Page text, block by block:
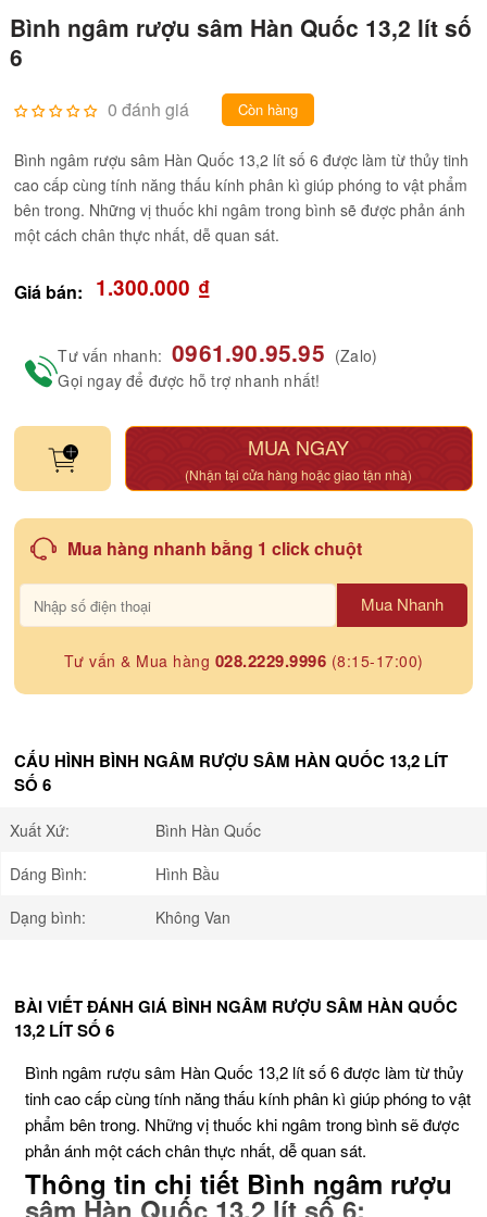
Bình ngâm rượu sâm Hàn Quốc 13,2 lít số
6
0 đánh giá Còn hàng
Bình ngâm rượu sâm Hàn Quốc 13,2 lít số 6 được làm từ thủy tinh
cao cấp cùng tính năng thấu kính phân kì giúp phóng to vật phẩm
bên trong. Những vị thuốc khi ngâm trong bình sẽ được phản ánh
một cách chân thực nhất, dễ quan sát.
Giá bán: 1.300.000 ₫
Tư vấn nhanh: 0961.90.95.95 (Zalo)
Gọi ngay để được hỗ trợ nhanh nhất!
MUA NGAY
(Nhận tại cửa hàng hoặc giao tận nhà)
Mua hàng nhanh bằng 1 click chuột
Mua Nhanh
Tư vấn & Mua hàng 028.2229.9996 (8:15-17:00)
CẤU HÌNH BÌNH NGÂM RƯỢU SÂM HÀN QUỐC 13,2 LÍT
SỐ 6
Xuất Xứ:
Bình Hàn Quốc
Dáng Bình:
Hình Bầu
Dạng bình:
Không Van
BÀI VIẾT ĐÁNH GIÁ BÌNH NGÂM RƯỢU SÂM HÀN QUỐC
13,2 LÍT SỐ 6
Bình ngâm rượu sâm Hàn Quốc 13,2 lít số 6 được làm từ thủy
tinh cao cấp cùng tính năng thấu kính phân kì giúp phóng to vật
phẩm bên trong. Những vị thuốc khi ngâm trong bình sẽ được
phản ánh một cách chân thực nhất, dễ quan sát.
Thông tin chi tiết Bình ngâm rượu
sâm Hàn Quốc 13,2 lít số 6: